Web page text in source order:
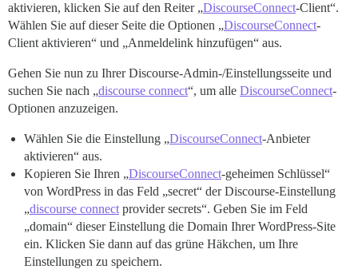
aktivieren, klicken Sie auf den Reiter „DiscourseConnect-Client“.
Wählen Sie auf dieser Seite die Optionen „DiscourseConnect-
Client aktivieren“ und „Anmeldelink hinzufügen“ aus.
Gehen Sie nun zu Ihrer Discourse-Admin-/Einstellungsseite und
suchen Sie nach „discourse connect“, um alle DiscourseConnect-
Optionen anzuzeigen.
Wählen Sie die Einstellung „DiscourseConnect-Anbieter
aktivieren“ aus.
Kopieren Sie Ihren „DiscourseConnect-geheimen Schlüssel“
von WordPress in das Feld „secret“ der Discourse-Einstellung
„discourse connect provider secrets“. Geben Sie im Feld
„domain“ dieser Einstellung die Domain Ihrer WordPress-Site
ein. Klicken Sie dann auf das grüne Häkchen, um Ihre
Einstellungen zu speichern.